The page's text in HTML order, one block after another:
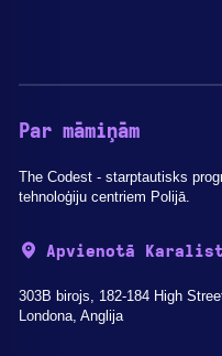
Par māmiņām
The Codest - starptautisks
tehnoloģiju centriem Polijā.
Apvienotā
303B birojs, 182-184 High
Londona, Anglija